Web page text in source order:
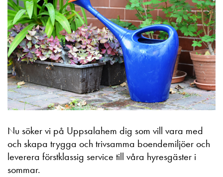
Nu söker vi på Uppsalahem dig som vill vara med
och skapa trygga och trivsamma boendemiljöer och
leverera förstklassig service till våra hyresgäster i
sommar.